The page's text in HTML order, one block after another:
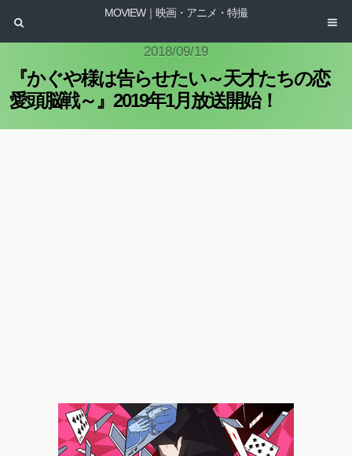
MOVIEW｜映画・アニメ・特撮
2018/09/19
『かぐや様は告らせたい～天才たちの恋
愛頭脳戦～』2019年1月放送開始！